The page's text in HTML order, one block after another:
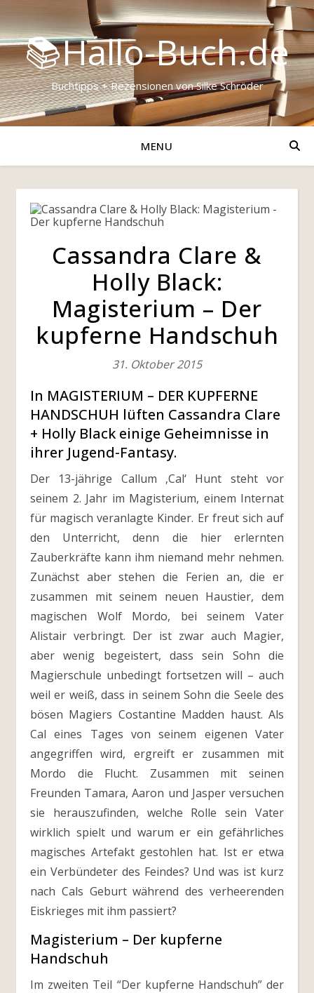
📚Hallo-Buch.de
Buchtipps + Rezensionen von Silke Schröder
MENU
Cassandra Clare &
Holly Black:
Magisterium – Der
kupferne Handschuh
31. Oktober 2015
In MAGISTERIUM – DER KUPFERNE
HANDSCHUH lüften Cassandra Clare
+ Holly Black einige Geheimnisse in
ihrer Jugend-Fantasy.
Der 13-jährige Callum ‚Cal‘ Hunt steht vor
seinem 2. Jahr im Magisterium, einem Internat
für magisch veranlagte Kinder. Er freut sich auf
den Unterricht, denn die hier erlernten
Zauberkräfte kann ihm niemand mehr nehmen.
Zunächst aber stehen die Ferien an, die er
zusammen mit seinem neuen Haustier, dem
magischen Wolf Mordo, bei seinem Vater
Alistair verbringt. Der ist zwar auch Magier,
aber wenig begeistert, dass sein Sohn die
Magierschule unbedingt fortsetzen will – auch
weil er weiß, dass in seinem Sohn die Seele des
bösen Magiers Costantine Madden haust. Als
Cal eines Tages von seinem eigenen Vater
angegriffen wird, ergreift er zusammen mit
Mordo die Flucht. Zusammen mit seinen
Freunden Tamara, Aaron und Jasper versuchen
sie herauszufinden, welche Rolle sein Vater
wirklich spielt und warum er ein gefährliches
magisches Artefakt gestohlen hat. Ist er etwa
ein Verbündeter des Feindes? Und was ist kurz
nach Cals Geburt während des verheerenden
Eiskrieges mit ihm passiert?
Magisterium – Der kupferne
Handschuh
Im zweiten Teil “Der kupferne Handschuh” der